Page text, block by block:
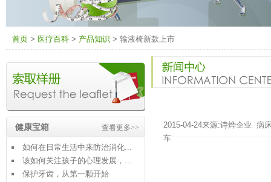
首页 > 医疗百科 > 产品知识 > 输液椅新款上市
查看更多>>
健康宝箱
如何在日常生活中来防治消化...
该如何关注孩子的心理发展，...
保护牙齿，从第一颗开始
2015-04-24来源:诗烨企业 病
车